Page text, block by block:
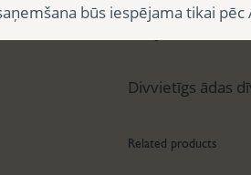
Divvietīgs ādas
Related products
būs iespējama tikai